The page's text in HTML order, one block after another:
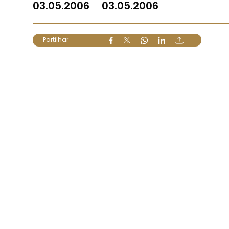
03.05.2006 03.05.2006
Partilhar